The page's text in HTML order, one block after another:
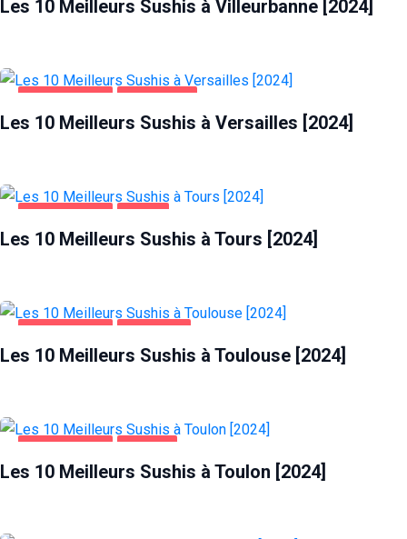
Les 10 Meilleurs Sushis à Villeurbanne [2024]
ALIMENTATION VERSAILLES
Les 10 Meilleurs Sushis à Versailles [2024]
ALIMENTATION TOURS
Les 10 Meilleurs Sushis à Tours [2024]
ALIMENTATION TOULOUSE
Les 10 Meilleurs Sushis à Toulouse [2024]
ALIMENTATION TOULON
Les 10 Meilleurs Sushis à Toulon [2024]